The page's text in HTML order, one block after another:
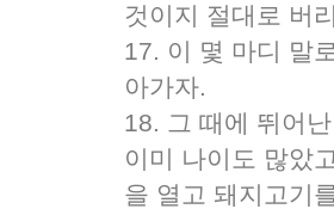
것이지 절대로 버
17. 이 몇 마디 말
아가자.
18. 그 때에 뛰어
이미 나이도 많았
을 열고 돼지고기